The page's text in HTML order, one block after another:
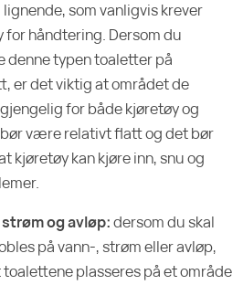
som vanligvis krever
håndtering. Dersom du
denne typen toaletter på
er det viktig at området de
for både kjøretøy og
være relativt flatt og det bør
kjøretøy kan kjøre inn, snu og
og avløp:dersom du skal
på vann-, strøm eller avløp,
plasseres på et område